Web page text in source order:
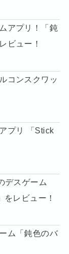
アプリ！「鈍
ビュー！
コンスクワッ
プリ 「Stick
デスゲーム
をレビュー！
ム「鈍色のバ